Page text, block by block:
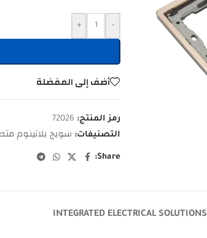
-
+
أضف إلى المفضلة
رمز المنتج: 72026
التصنيفات: سويج بلاتينوم
Share:
INTEGRATED ELECTRICAL SOLUTIONS